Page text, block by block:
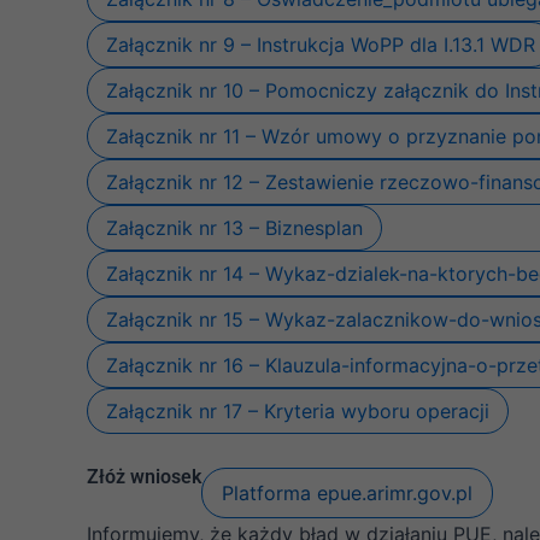
Załącznik nr 9 – Instrukcja WoPP dla I.13.1 WDR
Załącznik nr 10 – Pomocniczy załącznik do
Załącznik nr 11 – Wzór umowy o przyznanie
Załącznik nr 12 – Zestawienie rzeczowo-
Załącznik nr 13 – Biznesplan
Załącznik nr 14 – Wykaz-dzialek-na-ktorych-
Załącznik nr 15 – Wykaz-zalacznikow-do-
Załącznik nr 16 – Klauzula-informacyjna-o-
Załącznik nr 17 – Kryteria wyboru operacji
Złóż wniosek
Platforma epue.arimr.gov.pl
Informujemy, że każdy błąd w działaniu PUE,